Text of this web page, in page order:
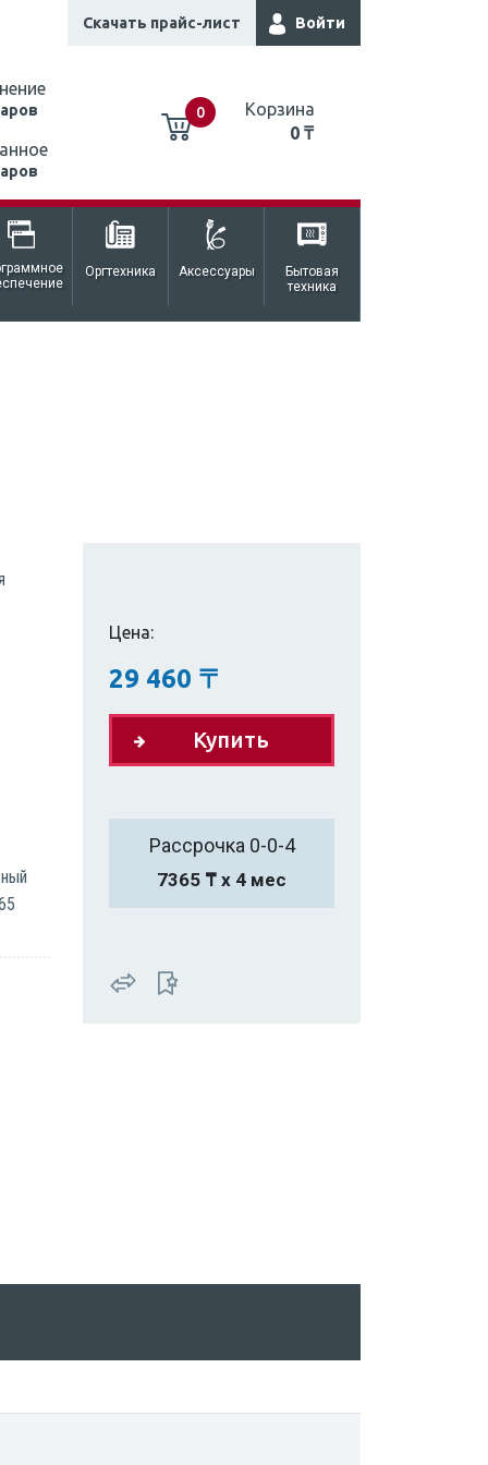
Скачать прайс-лист Войти
0
Корзина
0 ₸
0 ₸
Оргтехника Аксессуары
Бытовая
техника
Цена:
29 460 〒
Купить
Рассрочка 0-0-4
7365 ₸ х 4 мес